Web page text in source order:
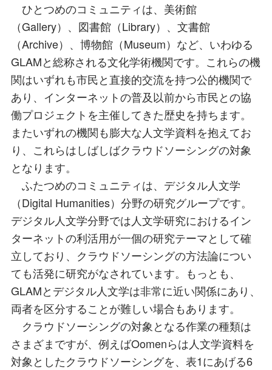
ひとつめのコミュニティは、美術館
（Gallery）、図書館（Library）、文書館
（Archive）、博物館（Museum）など、いわゆる
GLAMと総称される文化学術機関です。これらの機
関はいずれも市民と直接的交流を持つ公的機関で
あり、インターネットの普及以前から市民との協
働プロジェクトを主催してきた歴史を持ちます。
またいずれの機関も膨大な人文学資料を抱えてお
り、これらはしばしばクラウドソーシングの対象
となります。
ふたつめのコミュニティは、デジタル人文学
（Digital Humanities）分野の研究グループです。
デジタル人文学分野では人文学研究におけるイン
ターネットの利活用が一個の研究テーマとして確
立しており、クラウドソーシングの方法論につい
ても活発に研究がなされています。もっとも、
GLAMとデジタル人文学は非常に近い関係にあり、
両者を区分することが難しい場合もあります。
クラウドソーシングの対象となる作業の種類は
さまざまですが、例えばOomenらは人文学資料を
対象としたクラウドソーシングを、表1にあげる6